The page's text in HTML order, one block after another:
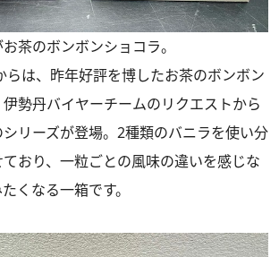
茶のボンボンショコラ。
らは、昨年好評を博したお茶のボンボン
勢丹バイヤーチームのリクエストから
リーズが登場。2種類のバニラを使い分
おり、一粒ごとの風味の違いを感じな
くなる一箱です。